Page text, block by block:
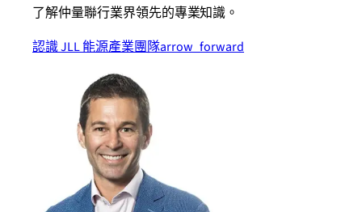
了解仲量聯行業界領先的專業知識。
認識 JLL 能源產業團隊arrow_forward